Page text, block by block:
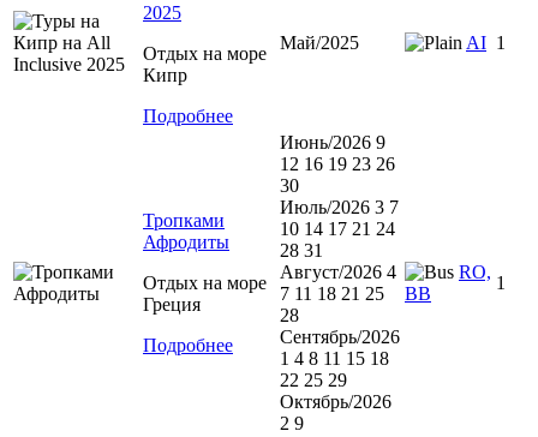
2025
Отдых на море
Кипр
Подробнее
Май/2025 AI 1
Тропками
Афродиты
Отдых на море
Греция
Подробнее
Июнь/2026 9
12 16 19 23 26
30
Июль/2026 3 7
10 14 17 21 24
28 31
Август/2026 4
7 11 18 21 25
28
Сентябрь/2026
1 4 8 11 15 18
22 25 29
Октябрь/2026
2 9
RO,
BB
1